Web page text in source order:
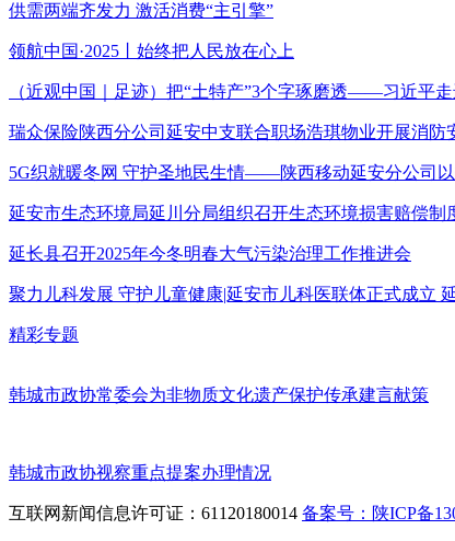
供需两端齐发力 激活消费“主引擎”
领航中国·2025丨始终把人民放在心上
（近观中国｜足迹）把“土特产”3个字琢磨透——习近平走
瑞众保险陕西分公司延安中支联合职场浩琪物业开展消防
5G织就暖冬网 守护圣地民生情——陕西移动延安分公司
延安市生态环境局延川分局组织召开生态环境损害赔偿制
延长县召开2025年今冬明春大气污染治理工作推进会
聚力儿科发展 守护儿童健康|延安市儿科医联体正式成立
精彩专题
韩城市政协常委会为非物质文化遗产保护传承建言献策
韩城市政协视察重点提案办理情况
互联网新闻信息许可证：61120180014 备案号：陕ICP备